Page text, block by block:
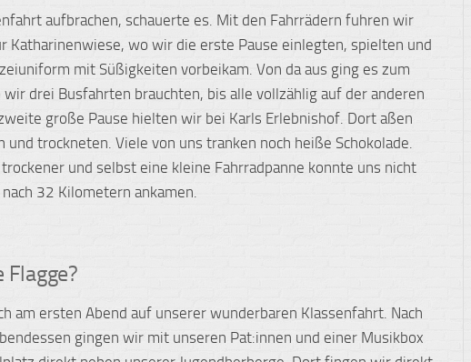
aufbrachen, schauerte es. Mit den Fahrrädern fuhren wir
Katharinenwiese, wo wir die erste Pause einlegten, spielten und
mit Süßigkeiten vorbeikam. Von da aus ging es zum
drei Busfahrten brauchten, bis alle vollzählig auf der anderen
große Pause hielten wir bei Karls Erlebnishof. Dort aßen
und trockneten. Viele von uns tranken noch heiße Schokolade.
und selbst eine kleine Fahrradpanne konnte uns nicht
32 Kilometern ankamen.
Flagge?
am ersten Abend auf unserer wunderbaren Klassenfahrt. Nach
gingen wir mit unseren Pat:innen und einer Musikbox